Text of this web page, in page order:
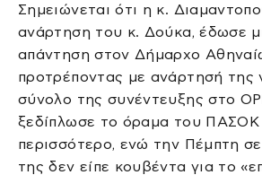
Σημειώνεται ότι η κ.
ανάρτηση του κ. Δούκα, έδωσε
απάντηση στον Δήμαρχο
προτρέποντας με ανάρτησή της
σύνολο της συνέντευξης στο
ξεδίπλωσε το όραμα του ΠΑΣΟΚ
περισσότερο, ενώ την Πέμπτη
της δεν είπε κουβέντα για το